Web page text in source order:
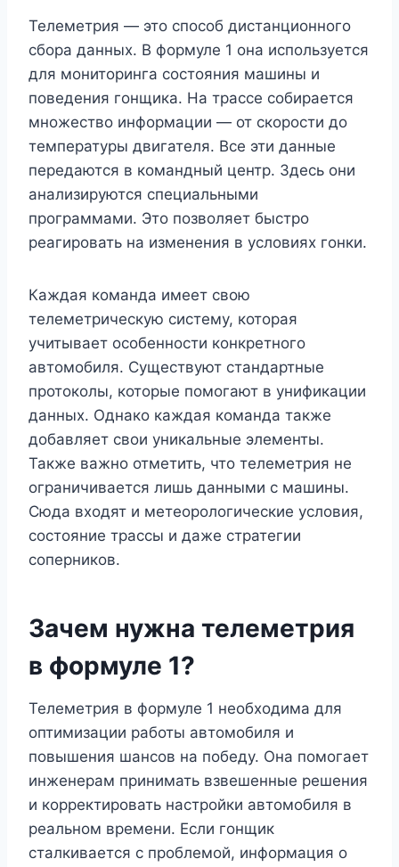
Телеметрия — это способ дистанционного
сбора данных. В формуле 1 она используется
для мониторинга состояния машины и
поведения гонщика. На трассе собирается
множество информации — от скорости до
температуры двигателя. Все эти данные
передаются в командный центр. Здесь они
анализируются специальными
программами. Это позволяет быстро
реагировать на изменения в условиях гонки.
Каждая команда имеет свою
телеметрическую систему, которая
учитывает особенности конкретного
автомобиля. Существуют стандартные
протоколы, которые помогают в унификации
данных. Однако каждая команда также
добавляет свои уникальные элементы.
Также важно отметить, что телеметрия не
ограничивается лишь данными с машины.
Сюда входят и метеорологические условия,
состояние трассы и даже стратегии
соперников.
Зачем нужна телеметрия
в формуле 1?
Телеметрия в формуле 1 необходима для
оптимизации работы автомобиля и
повышения шансов на победу. Она помогает
инженерам принимать взвешенные решения
и корректировать настройки автомобиля в
реальном времени. Если гонщик
сталкивается с проблемой, информация о